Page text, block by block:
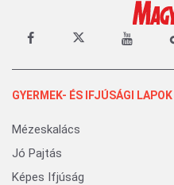
GYERMEK- ÉS IFJÚSÁGI LAPOK
Mézeskalács
Jó Pajtás
Képes Ifjúság